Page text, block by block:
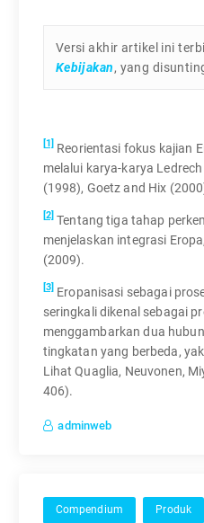
Versi akhir artikel ini
Kebijakan, yang
[1]Reorientasi fokus kajian
melalui karya-karya
(1998), Goetz and Hix
[2]Tentang tiga tahap
menjelaskan integrasi
(2009).
[3]Eropanisasi sebagai
seringkali dikenal sebagai
menggambarkan dua
tingkatan yang berbeda,
Lihat Quaglia, Neuvonen,
406).
adminweb
Compendium Produk